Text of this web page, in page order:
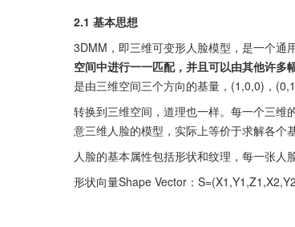
2.1 基本思想
3DMM，即三维可变形人脸模型，是一个通
空间中进行一一匹配，并且可以由其他许多
是由三维空间三个方向的基量，(1,0,0)，
转换到三维空间，道理也一样。每一个三维
意三维人脸的模型，实际上等价于求解各个
人脸的基本属性包括形状和纹理，每一张人
形状向量Shape Vector：